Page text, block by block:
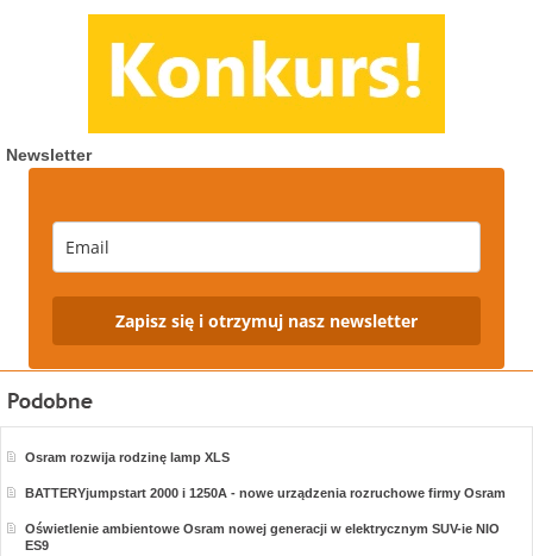
Newsletter
Zapisz się i otrzymuj nasz newsletter
Osram rozwija rodzinę lamp XLS
BATTERYjumpstart 2000 i 1250A - nowe urządzenia rozruchowe firmy Osram
Oświetlenie ambientowe Osram nowej generacji w elektrycznym SUV-ie NIO
ES9